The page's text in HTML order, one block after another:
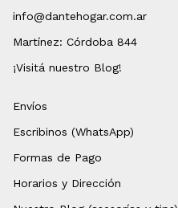
info@dantehogar.com.ar
Martínez: Córdoba 844
¡Visitá nuestro Blog!
Envíos
Escribinos (WhatsApp)
Formas de Pago
Horarios y Dirección